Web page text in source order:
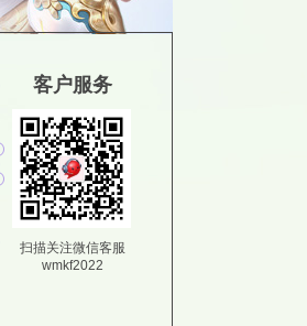
客户服务
扫描关注微信客服
wmkf2022